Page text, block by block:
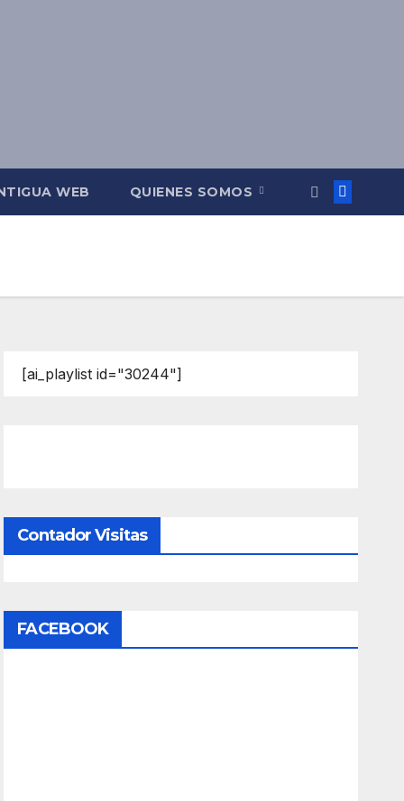
WEB QUIENES SOMOS
[ai_playlist id="30244"]
Contador Visitas
FACEBOOK